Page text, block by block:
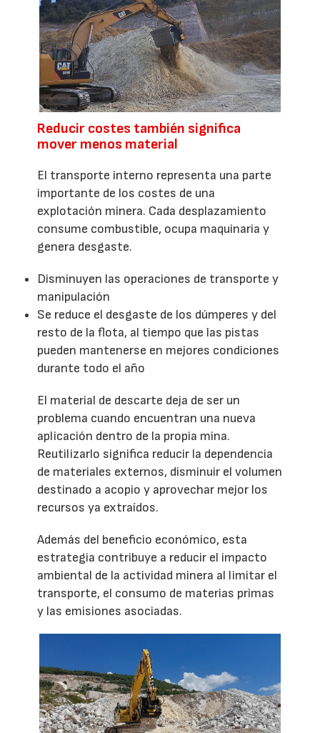
Reducir costes también significa
mover menos material
El transporte interno representa una parte
importante de los costes de una
explotación minera. Cada desplazamiento
consume combustible, ocupa maquinaria y
genera desgaste.
Disminuyen las operaciones de transporte y
manipulación
Se reduce el desgaste de los dúmperes y del
resto de la flota, al tiempo que las pistas
pueden mantenerse en mejores condiciones
durante todo el año
El material de descarte deja de ser un
problema cuando encuentran una nueva
aplicación dentro de la propia mina.
Reutilizarlo significa reducir la dependencia
de materiales externos, disminuir el volumen
destinado a acopio y aprovechar mejor los
recursos ya extraídos.
Además del beneficio económico, esta
estrategia contribuye a reducir el impacto
ambiental de la actividad minera al limitar el
transporte, el consumo de materias primas
y las emisiones asociadas.